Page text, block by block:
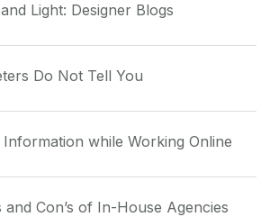
Light: Designer Blogs
Do Not Tell You
while Working Online
and Con’s of In-House Agencies